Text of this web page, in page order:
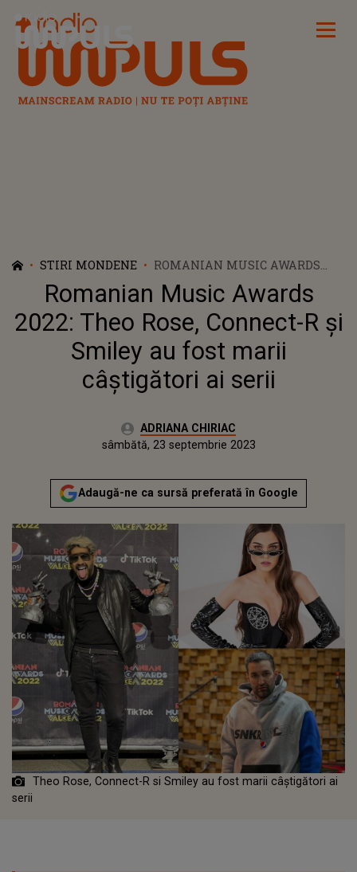
Radio Impuls
STIRI MONDENE
ROMANIAN MUSIC AWARDS
2022: THEO ROSE, CONNECT-R ȘI
SMILEY AU FOST MARII
CÂȘTIGĂTORI AI SERII
Romanian Music Awards
2022: Theo Rose, Connect-R și
Smiley au fost marii
câștigători ai serii
Autor:ADRIANA CHIRIAC
vineri, 23 septembrie 2022
Actualizat:
sâmbătă, 23 septembrie 2023
Adaugă-ne ca sursă preferată în Google
Theo Rose, Connect-R si Smiley au fost marii câștigători ai
serii